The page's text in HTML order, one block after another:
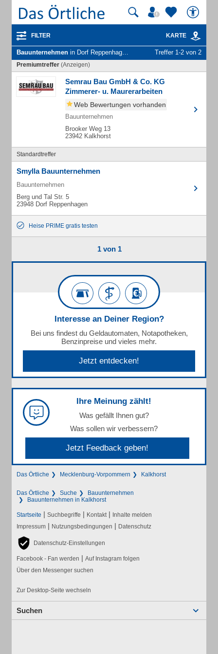
FILTER KARTE
Bauunternehmen in Dorf Reppenhagen Gem. Damshagen Treffer 1-2 von 2
Premiumtreffer (Anzeigen)
Semrau Bau GmbH & Co. KG
Zimmerer- u. Maurerarbeiten
Web Bewertungen vorhanden
Bauunternehmen
Brooker Weg 13
23942 Kalkhorst
Standardtreffer
Smylla Bauunternehmen
Bauunternehmen
Berg und Tal Str. 5
23948 Dorf Reppenhagen
Heise PRIME gratis testen
1 von 1
Interesse an Deiner Region?
Bei uns findest du Geldautomaten, Notapotheken,
Benzinpreise und vieles mehr.
Jetzt entdecken!
Ihre Meinung zählt!
Was gefällt Ihnen gut?
Was sollen wir verbessern?
Jetzt Feedback geben!
Das Örtliche Mecklenburg-Vorpommern Kalkhorst
Das Örtliche Suche
Bauunternehmen
Bauunternehmen in Kalkhorst
Startseite | Suchbegriffe | Kontakt | Inhalte melden
Impressum | Nutzungsbedingungen | Datenschutz
Datenschutz-Einstellungen
Facebook - Fan werden | Auf Instagram folgen
Über den Messenger suchen
Zur Desktop-Seite wechseln
Suchen